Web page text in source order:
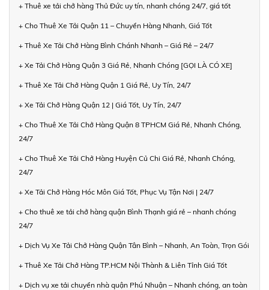
+ Thuê xe tải chở hàng Thủ Đức uy tín, nhanh chóng 24/7, giá tốt
+ Cho Thuê Xe Tải Quận 11 – Chuyển Hàng Nhanh, Giá Tốt
+ Thuê Xe Tải Chở Hàng Bình Chánh Nhanh – Giá Rẻ – 24/7
+ Xe Tải Chở Hàng Quận 3 Giá Rẻ, Nhanh Chóng [GỌI LÀ CÓ XE]
+ Thuê Xe Tải Chở Hàng Quận 1 Giá Rẻ, Uy Tín, 24/7
+ Xe Tải Chở Hàng Quận 12 | Giá Tốt, Uy Tín, 24/7
+ Cho Thuê Xe Tải Chở Hàng Quận 8 TPHCM Giá Rẻ, Nhanh Chóng,
24/7
+ Cho Thuê Xe Tải Chở Hàng Huyện Củ Chi Giá Rẻ, Nhanh Chóng,
24/7
+ Xe Tải Chở Hàng Hóc Môn Giá Tốt, Phục Vụ Tận Nơi | 24/7
+ Cho thuê xe tải chở hàng quận Bình Thạnh giá rẻ – nhanh chóng
24/7
+ Dịch Vụ Xe Tải Chở Hàng Quận Tân Bình – Nhanh, An Toàn, Trọn Gói
+ Thuê Xe Tải Chở Hàng TP.HCM Nội Thành & Liên Tỉnh Giá Tốt
+ Dịch vụ xe tải chuyển nhà quận Phú Nhuận – Nhanh chóng, an toàn